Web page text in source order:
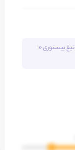
تیغ بیستوری 10